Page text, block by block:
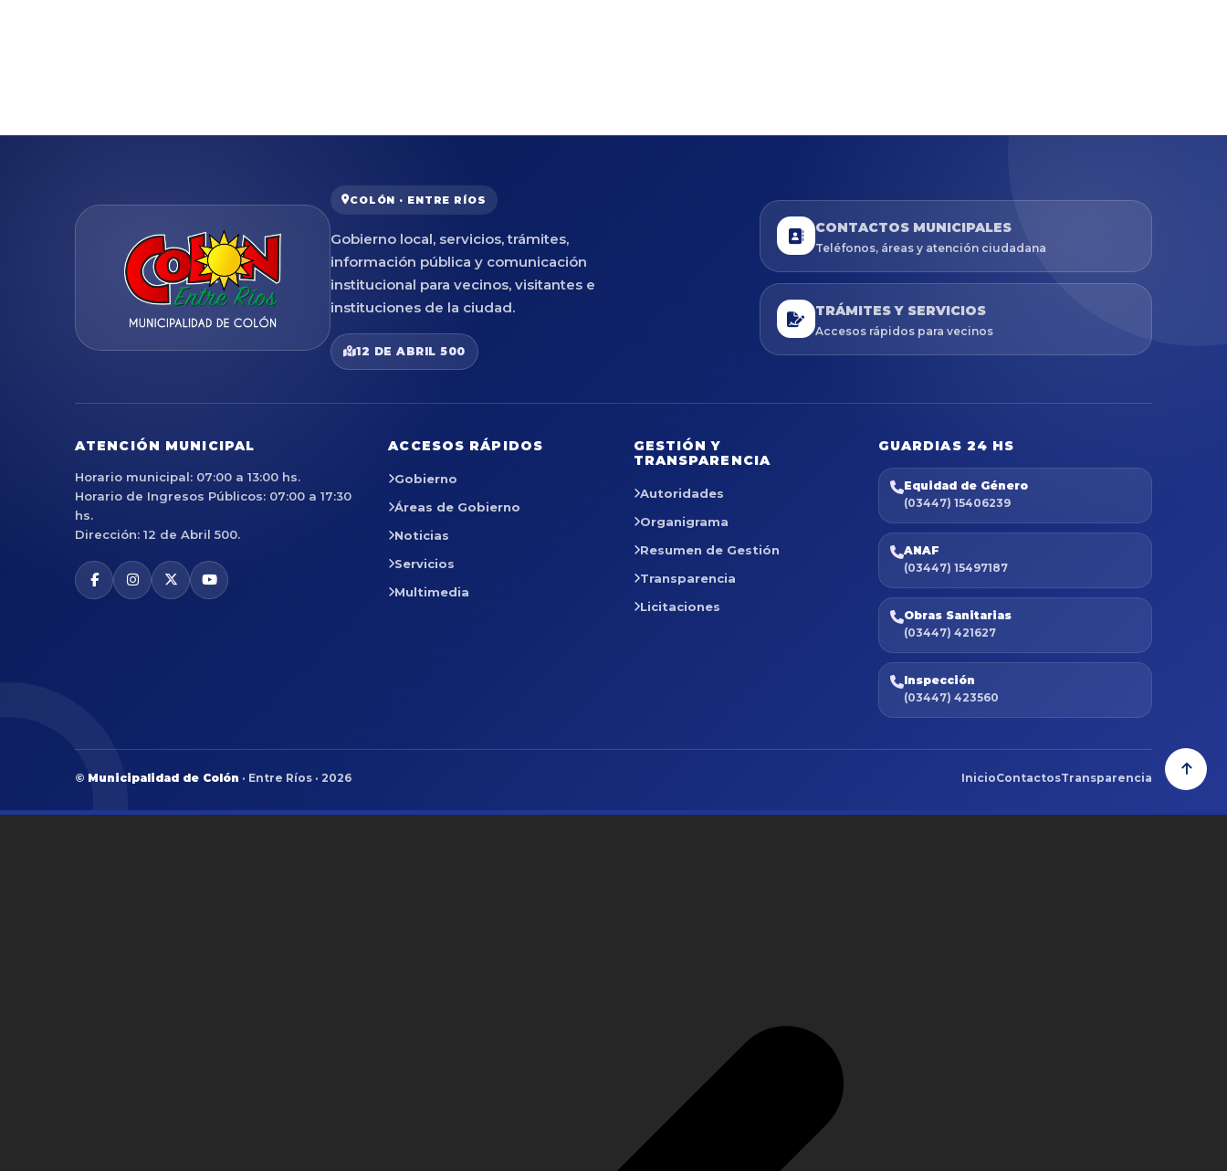
COLÓN · ENTRE RÍOS
Gobierno local, servicios, trámites,
información pública y comunicación
institucional para vecinos, visitantes e
instituciones de la ciudad.
12 DE ABRIL 500
CONTACTOS MUNICIPALES
Teléfonos, áreas y atención ciudadana
TRÁMITES Y SERVICIOS
Accesos rápidos para vecinos
ATENCIÓN MUNICIPAL
Horario municipal: 07:00 a 13:00 hs.
Horario de Ingresos Públicos: 07:00 a 17:30
hs.
Dirección: 12 de Abril 500.
ACCESOS RÁPIDOS
Gobierno
Áreas de Gobierno
Noticias
Servicios
Multimedia
GESTIÓN Y
TRANSPARENCIA
Autoridades
Organigrama
Resumen de Gestión
Transparencia
Licitaciones
GUARDIAS 24 HS
Equidad de Género
(03447) 15406239
ANAF
(03447) 15497187
Obras Sanitarias
(03447) 421627
Inspección
(03447) 423560
© Municipalidad de Colón · Entre Ríos · 2026 InicioContactosTransparencia